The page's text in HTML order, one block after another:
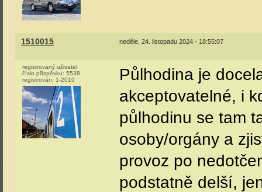
1510015 neděle, 24. listopadu 2024 - 18:55:07
registrovaný uživatel
číslo příspěvku: 5538
registrován: 1-2010
Půlhodina je
akceptovatelné, i
půlhodinu se tam
osoby/orgány a
provoz po
podstatně delší,